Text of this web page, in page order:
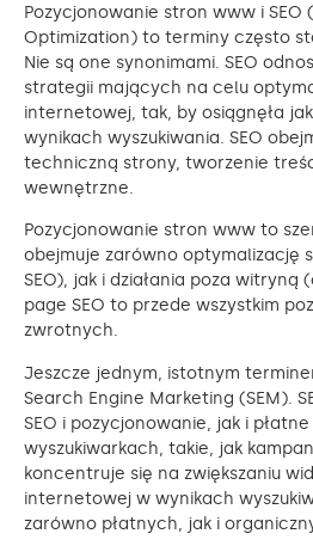
Pozycjonowanie stron www i SEO
Optimization) to terminy często
Nie są one synonimami. SEO
strategii mających na celu
internetowej, tak, by osiągnęła
wynikach wyszukiwania. SEO
techniczną strony, tworzenie
wewnętrzne.
Pozycjonowanie stron www to
obejmuje zarówno optymalizację
SEO), jak i działania poza witryną
page SEO to przede wszystkim
zwrotnych.
Jeszcze jednym, istotnym
Search Engine Marketing (SEM).
SEO i pozycjonowanie, jak i
wyszukiwarkach, takie, jak
koncentruje się na zwiększaniu
internetowej w wynikach
zarówno płatnych, jak i